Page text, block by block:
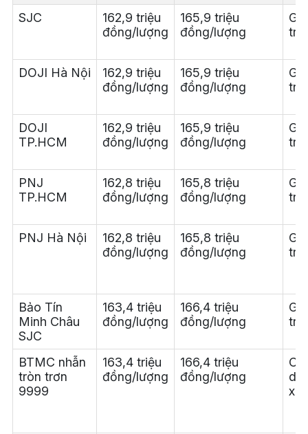
SJC
162,9 triệu
đồng/lượng
165,9 triệu
đồng/lượng
DOJI Hà Nội
162,9 triệu
đồng/lượng
165,9 triệu
đồng/lượng
DOJI
TP.HCM
162,9 triệu
đồng/lượng
165,9 triệu
đồng/lượng
PNJ
TP.HCM
162,8 triệu
đồng/lượng
165,8 triệu
đồng/lượng
PNJ Hà Nội
162,8 triệu
đồng/lượng
165,8 triệu
đồng/lượng
Bảo Tín
Minh Châu
SJC
163,4 triệu
đồng/lượng
166,4 triệu
đồng/lượng
BTMC nhẫn
tròn trơn
9999
163,4 triệu
đồng/lượng
166,4 triệu
đồng/lượng
dữ